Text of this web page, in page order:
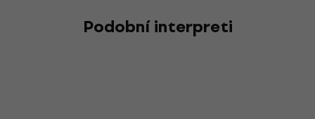
Podobní interpreti